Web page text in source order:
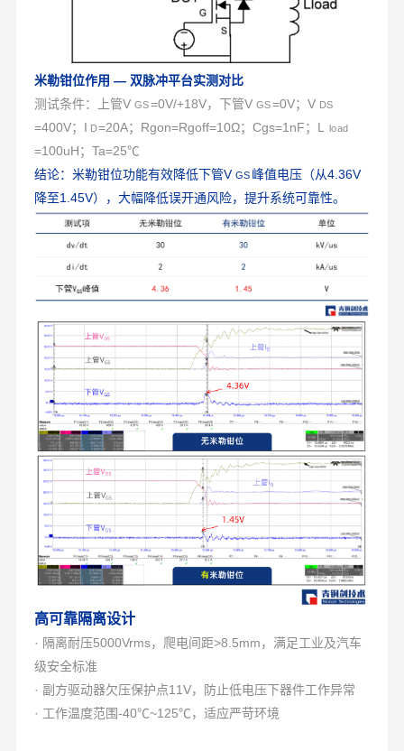
米勒钳位作用 — 双脉冲平台实测对比
测试条件：上管V GS=0V/+18V，下管V GS=0V；V DS
=400V；I D=20A；Rgon=Rgoff=10Ω；Cgs=1nF；L load
=100uH；Ta=25℃
结论：米勒钳位功能有效降低下管V GS 峰值电压（从4.36V
降至1.45V），大幅降低误开通风险，提升系统可靠性。
高可靠隔离设计
· 隔离耐压5000Vrms，爬电间距>8.5mm，满足工业及汽车
级安全标准
· 副方驱动器欠压保护点11V，防止低电压下器件工作异常
· 工作温度范围-40℃~125℃，适应严苛环境